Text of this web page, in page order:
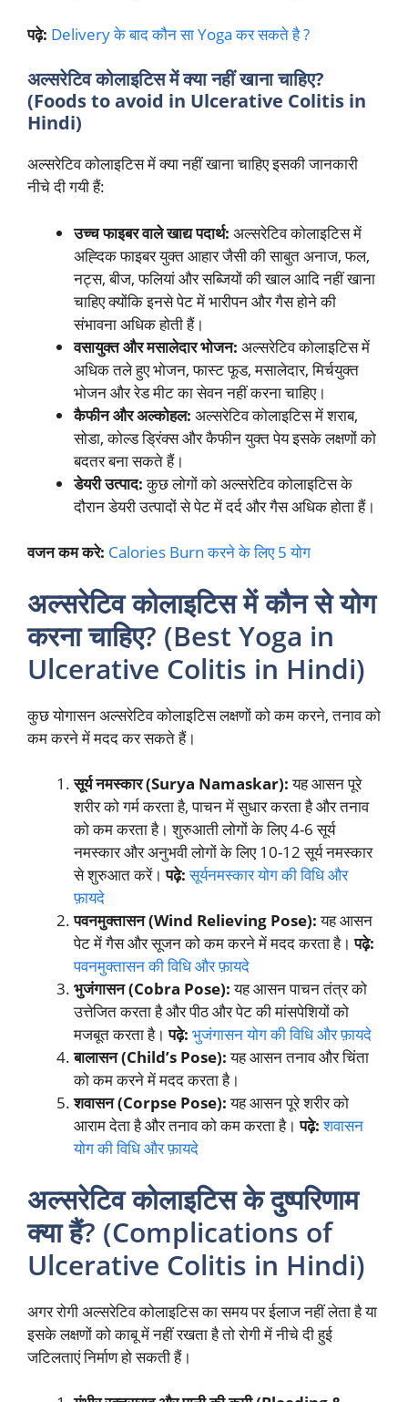
पढ़े: Delivery के बाद कौन सा Yoga कर सकते है ?
अल्सरेटिव कोलाइटिस में क्या नहीं खाना चाहिए?
(Foods to avoid in Ulcerative Colitis in
Hindi)
अल्सरेटिव कोलाइटिस में क्या नहीं खाना चाहिए इसकी जानकारी
नीचे दी गयी हैं:
उच्च फाइबर वाले खाद्य पदार्थ: अल्सरेटिव कोलाइटिस में
अह्दिक फाइबर युक्त आहार जैसी की साबुत अनाज, फल,
नट्स, बीज, फलियां और सब्जियों की खाल आदि नहीं खाना
चाहिए क्योंकि इनसे पेट में भारीपन और गैस होने की
संभावना अधिक होती हैं।
वसायुक्त और मसालेदार भोजन: अल्सरेटिव कोलाइटिस में
अधिक तले हुए भोजन, फास्ट फूड, मसालेदार, मिर्चयुक्त
भोजन और रेड मीट का सेवन नहीं करना चाहिए।
कैफीन और अल्कोहल: अल्सरेटिव कोलाइटिस में शराब,
सोडा, कोल्ड ड्रिंक्स और कैफीन युक्त पेय इसके लक्षणों को
बदतर बना सकते हैं।
डेयरी उत्पाद:कुछ लोगों को अल्सरेटिव कोलाइटिस के
दौरान डेयरी उत्पादों से पेट में दर्द और गैस अधिक होता हैं।
वजन कम करे: Calories Burn करने के लिए 5 योग
अल्सरेटिव कोलाइटिस में कौन से योग
करना चाहिए? (Best Yoga in
Ulcerative Colitis in Hindi)
कुछ योगासन अल्सरेटिव कोलाइटिस लक्षणों को कम करने, तनाव को
कम करने में मदद कर सकते हैं।
सूर्य नमस्कार (Surya Namaskar):यह आसन पूरे
शरीर को गर्म करता है, पाचन में सुधार करता है और तनाव
को कम करता है। शुरुआती लोगों के लिए 4-6 सूर्य
नमस्कार और अनुभवी लोगों के लिए 10-12 सूर्य नमस्कार
से शुरुआत करें।पढ़े: सूर्यनमस्कार योग की विधि और
फ़ायदे
पवनमुक्तासन (Wind Relieving Pose):यह आसन
पेट में गैस और सूजन को कम करने में मदद करता है।पढ़े:
पवनमुक्तासन की विधि और फ़ायदे
भुजंगासन (Cobra Pose):यह आसन पाचन तंत्र को
उत्तेजित करता है और पीठ और पेट की मांसपेशियों को
मजबूत करता है। पढ़े: भुजंगासनयोग की विधि और फ़ायदे
बालासन (Child’s Pose):यह आसन तनाव और चिंता
को कम करने में मदद करता है।
शवासन (Corpse Pose):यह आसन पूरे शरीर को
आराम देता है और तनाव को कम करता है।पढ़े: शवासन
योग की विधि और फ़ायदे
अल्सरेटिव कोलाइटिस के दुष्परिणाम
क्या हैं? (Complications of
Ulcerative Colitis in Hindi)
अगर रोगी अल्सरेटिव कोलाइटिस का समय पर ईलाज नहीं लेता है या
इसके लक्षणों को काबू में नहीं रखता है तो रोगी में नीचे दी हुई
जटिलताएं निर्माण हो सकती हैं।